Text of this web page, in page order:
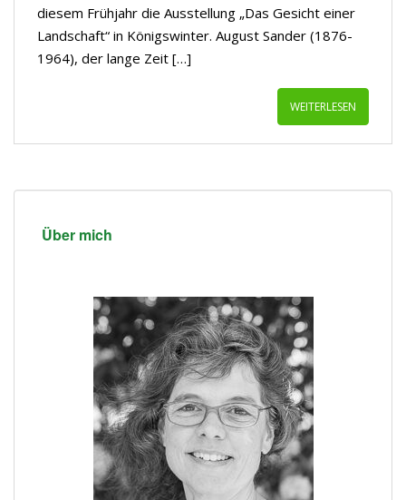
diesem Frühjahr die Ausstellung „Das Gesicht einer
Landschaft“ in Königswinter. August Sander (1876-
1964), der lange Zeit […]
WEITERLESEN
Über mich